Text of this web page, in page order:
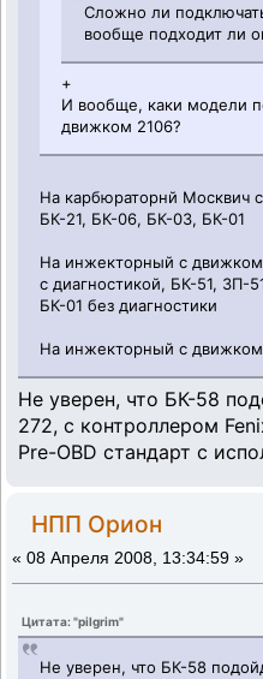
Сложно ли
вообще подходит ли
+
И вообще, каки модели
движком 2106?
На карбюраторнй Москвич
БК-21, БК-06, БК-03, БК-01
На инжекторный с
с диагностикой, БК-51, ЗП-
БК-01 без диагностики
На инжекторный с
Не уверен, что БК-58
272, с контроллером
Pre-OBD стандарт с
НПП Орион
« 08 Апреля 2008, 13:34:59 »
Цитата: "pilgrim"
Не уверен, что БК-58